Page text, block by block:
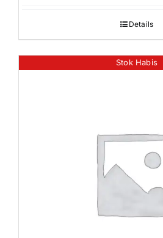
Details
Stok Habis